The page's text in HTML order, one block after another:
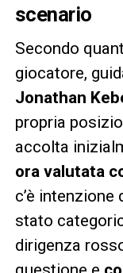
scenario
Secondo
giocatore,
Jonathan
propria
accolta
ora valutata
c’è
stato
dirigenza